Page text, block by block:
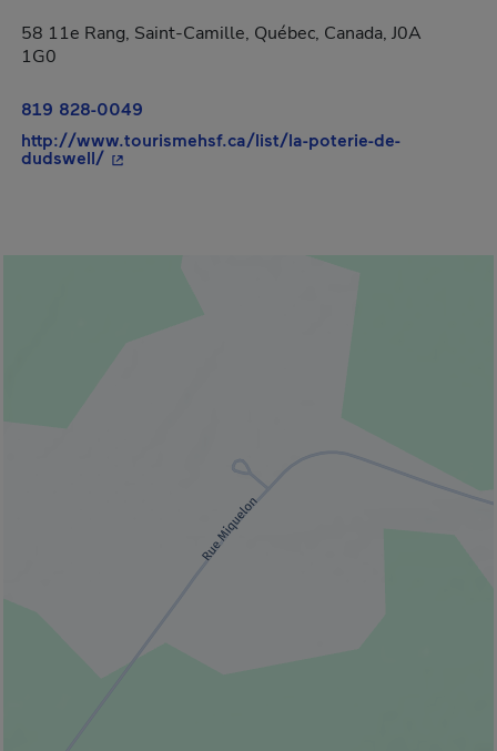
58 11e Rang, Saint-Camille, Québec, Canada, J0A
1G0
819 828-0049
http://www.tourismehsf.ca/list/la-poterie-de-
dudswell/- Cet hyperlien s'ouvrira dans une nouvelle